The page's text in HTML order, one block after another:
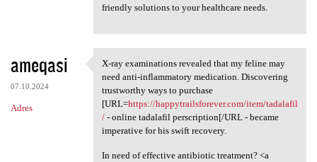
friendly solutions to your healthcare needs.
ameqasi
07.10.2024
Adres
X-ray examinations revealed
X-ray examinations revealed that my feline may
need anti-inflammatory medication. Discovering
trustworthy ways to purchase
[URL=https://happytrailsforever.com/item/tadalafil
/- online tadalafil perscription[/URL - became
imperative for his swift recovery.
In need of effective antibiotic treatment? <a